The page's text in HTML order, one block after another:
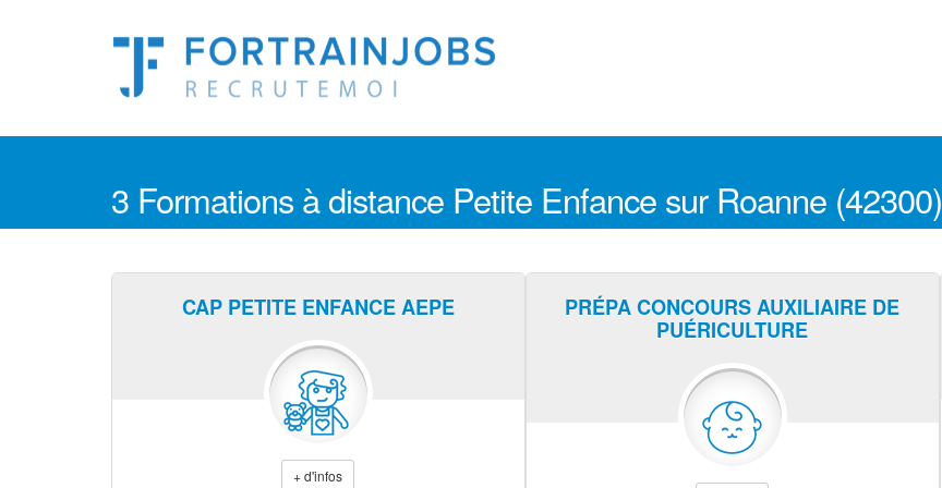
3 Formations à distance Petite Enfance sur Roanne (42300)
CAP PETITE ENFANCE AEPE
+ d'infos
PRÉPA CONCOURS AUXILIAIRE DE
PUÉRICULTURE